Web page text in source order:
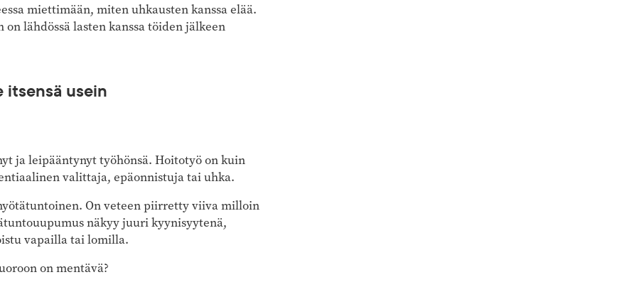
miettimään, miten uhkausten kanssa elää.
lähdössä lasten kanssa töiden jälkeen
itsensä usein
ja leipääntynyt työhönsä. Hoitotyö on kuin
valittaja, epäonnistuja tai uhka.
On veteen piirretty viiva milloin
näkyy juuri kyynisyytenä,
vapailla tai lomilla.
on mentävä?